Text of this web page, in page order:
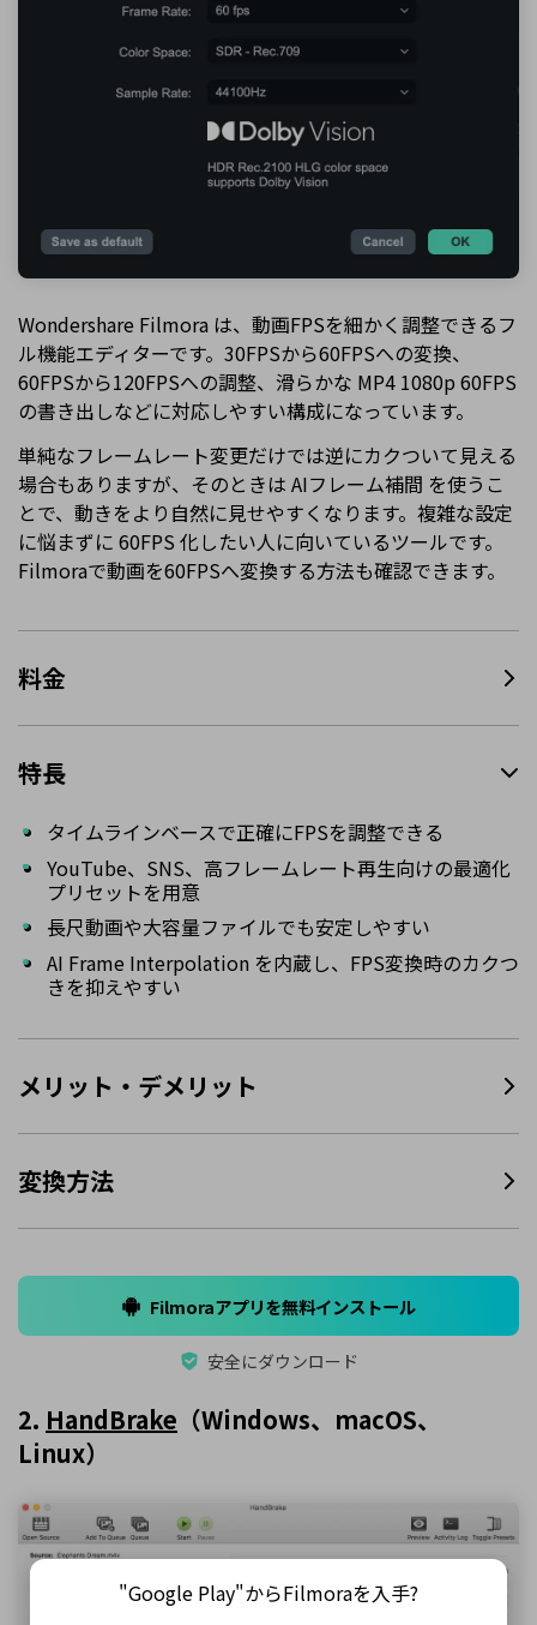
Wondershare Filmora は、動画FPSを細かく調整できるフ
ル機能エディターです。30FPSから60FPSへの変換、
60FPSから120FPSへの調整、滑らかな MP4 1080p 60FPS
の書き出しなどに対応しやすい構成になっています。
単純なフレームレート変更だけでは逆にカクついて見える
場合もありますが、そのときは AIフレーム補間 を使うこ
とで、動きをより自然に見せやすくなります。複雑な設定
に悩まずに 60FPS 化したい人に向いているツールです。
Filmoraで動画を60FPSへ変換する方法も確認できます。
料金
特長
タイムラインベースで正確にFPSを調整できる
YouTube、SNS、高フレームレート再生向けの最適化
プリセットを用意
長尺動画や大容量ファイルでも安定しやすい
AI Frame Interpolation を内蔵し、FPS変換時のカクつ
きを抑えやすい
メリット・デメリット
変換方法
Filmoraアプリを無料インストール
安全にダウンロード
2. HandBrake （Windows、macOS、
Linux）
"Google Play"からFilmoraを入手?